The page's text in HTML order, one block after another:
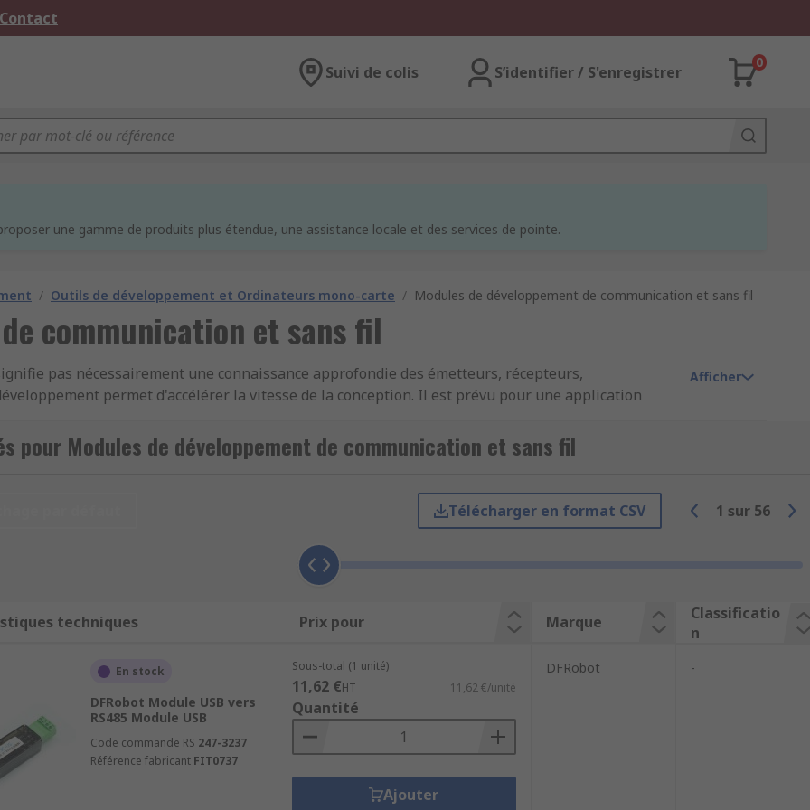
Suivi de colis S’identifier / S'enregistrer
0
une gamme de produits plus étendue, une assistance locale et des services de pointe.
/ Outils de développement et Ordinateurs mono-carte / Modules de développement de communication et sans fil
communication et sans fil
pas nécessairement une connaissance approfondie des émetteurs, récepteurs,
permet d'accélérer la vitesse de la conception. Il est prévu pour une application
à mettre leurs produits sur le marché plus rapidement.
des connecteurs standard, des interfaces et des logiciels pouvant être intégrés et testés
Afficher
pour Modules de développement de communication et sans fil
Télécharger en format CSV 1 sur 56
techniques Prix pour Marque
Classificatio
n
En stock
DFRobot Module USB vers
RS485 Module USB
Code commande RS 247-3237
Référence fabricant FIT0737
Sous-total (1 unité)
11,62 €HT 11,62 €/unité
Quantité
Ajouter
DFRobot -